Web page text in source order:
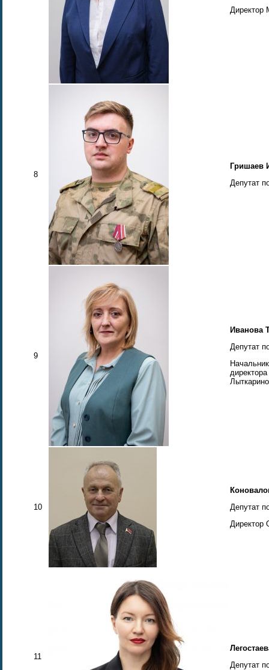
Директор
8
Гришаев
Депутат
9
Иванова
Депутат
10
Депутат
Директор
11
Депутат